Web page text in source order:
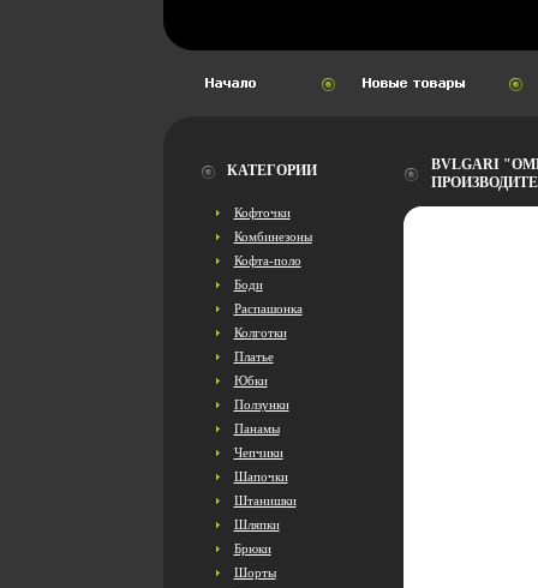
КАТЕГОРИИ
Кофточки
Комбинезоны
Кофта-поло
Боди
Распашонка
Колготки
Платье
Юбки
Ползунки
Панамы
Чепчики
Шапочки
Штанишки
Шляпки
Брюки
Шорты
BVLGARI